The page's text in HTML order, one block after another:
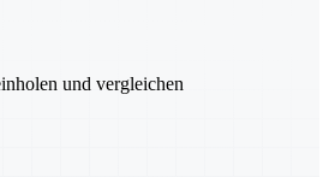
und vergleichen